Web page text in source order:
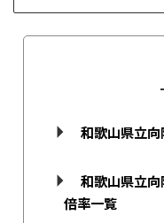
和歌山県立
和歌山県立
倍率一覧